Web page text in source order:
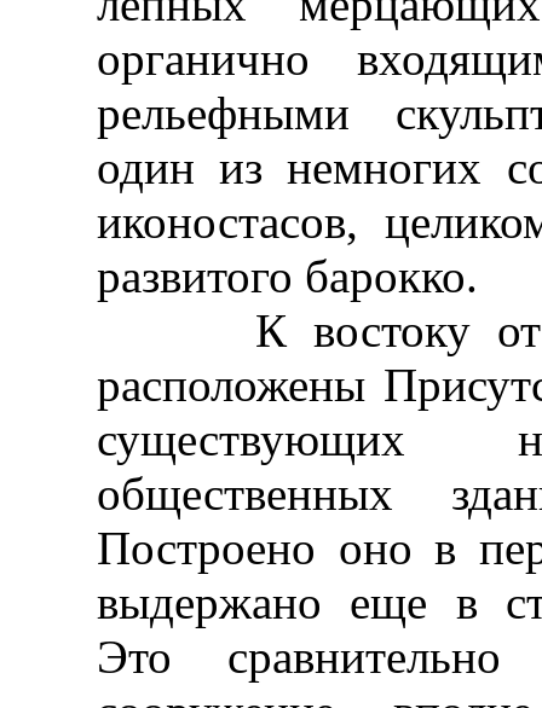
органично
рельефными
один из немногих
иконостасов,
развитого барокко.
К востоку от
расположены
существующих
общественных
Построено оно в
выдержано еще в
Это сравнительно